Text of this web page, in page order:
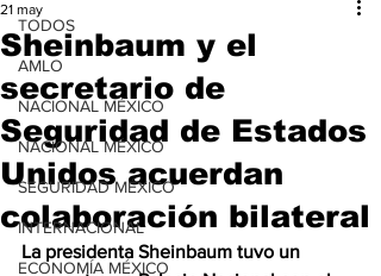
TODOS
AMLO
NACIONAL MÉXICO
NACIONAL MÉXICO
SEGURIDAD MÉXICO
INTERNACIONAL
ECONOMÍA MÉXICO
Sheinbaum y el
secretario de
Seguridad de Estados
Unidos acuerdan
colaboración bilateral
21 may
La presidenta Sheinbaum tuvo un